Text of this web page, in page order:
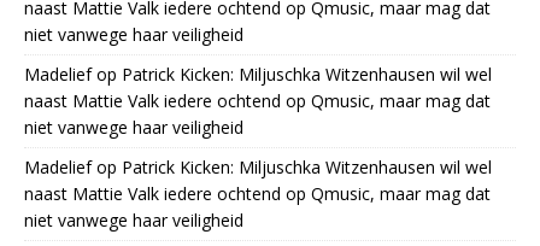
naast Mattie Valk iedere ochtend op Qmusic, maar mag dat
niet vanwege haar veiligheid
Madeliefop Patrick Kicken: Miljuschka Witzenhausen wil wel
naast Mattie Valk iedere ochtend op Qmusic, maar mag dat
niet vanwege haar veiligheid
Madeliefop Patrick Kicken: Miljuschka Witzenhausen wil wel
naast Mattie Valk iedere ochtend op Qmusic, maar mag dat
niet vanwege haar veiligheid